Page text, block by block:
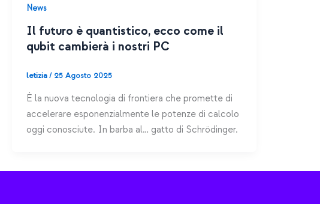
News
Il futuro è quantistico, ecco come il
qubit cambierà i nostri PC
letizia/ 25 Agosto 2025
È la nuova tecnologia di frontiera che promette di
accelerare esponenzialmente le potenze di calcolo
oggi conosciute. In barba al… gatto di Schrödinger.